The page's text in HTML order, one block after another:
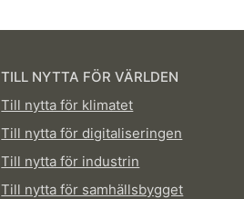
TILL NYTTA FÖR VÄRLDEN
Till nytta för klimatet
Till nytta för digitaliseringen
Till nytta för industrin
Till nytta för samhällsbygget